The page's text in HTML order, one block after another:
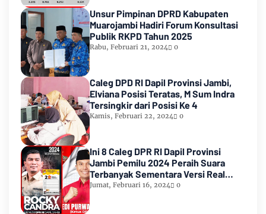
Unsur Pimpinan DPRD Kabupaten
Muarojambi Hadiri Forum Konsultasi
Publik RKPD Tahun 2025
Rabu, Februari 21, 2024 0
Caleg DPD RI Dapil Provinsi Jambi,
Elviana Posisi Teratas, M Sum Indra
Tersingkir dari Posisi Ke 4
Kamis, Februari 22, 2024 0
Ini 8 Caleg DPR RI Dapil Provinsi
Jambi Pemilu 2024 Peraih Suara
Terbanyak Sementara Versi Real
Count KPU RI
Jumat, Februari 16, 2024 0